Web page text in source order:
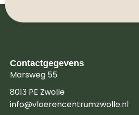
Contactgegevens
Marsweg 55
8013 PE Zwolle
info@vloerencentrumzwolle.nl